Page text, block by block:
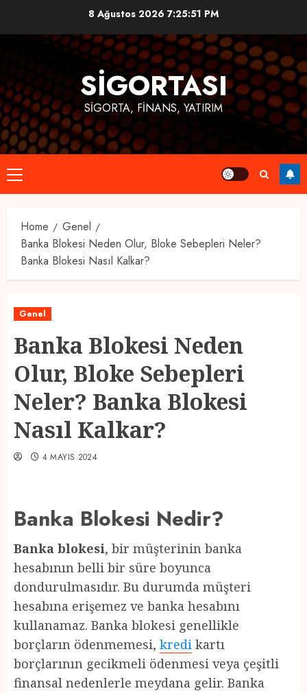
8 Ağustos 2026 7:25:52 PM
SIGORTASI
SIGORTA, FINANS, YATIRIM
Primary
Menu
Home
Genel
Banka Blokesi Neden Olur, Bloke Sebepleri Neler?
Banka Blokesi Nasıl Kalkar?
Genel
Banka Blokesi Neden
Olur, Bloke Sebepleri
Neler? Banka Blokesi
Nasıl Kalkar?
4 MAYIS 2024
Banka Blokesi Nedir?
Banka blokesi, bir müşterinin banka
hesabının belli bir süre boyunca
dondurulmasıdır. Bu durumda müşteri
hesabına erişemez ve banka hesabını
kullanamaz. Banka blokesi genellikle
borçların ödenmemesi, kredi kartı
borçlarının gecikmeli ödenmesi veya çeşitli
finansal nedenlerle meydana gelir. Banka